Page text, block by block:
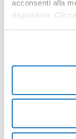
acconsenti alla
dispositivo.